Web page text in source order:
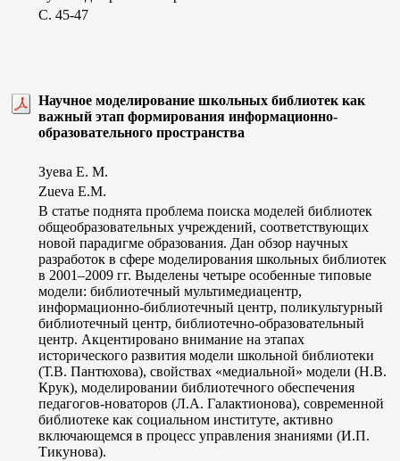
C. 45-47
Научное моделирование школьных библиотек как
важный этап формирования информационно-
образовательного пространства
Зуева Е. М.
Zueva E.M.
В статье поднята проблема поиска моделей библиотек
общеобразовательных учреждений, соответствующих
новой парадигме образования. Дан обзор научных
разработок в сфере моделирования школьных библиотек
в 2001–2009 гг. Выделены четыре особенные типовые
модели: библиотечный мультимедиацентр,
информационно-библиотечный центр, поликультурный
библиотечный центр, библиотечно-образовательный
центр. Акцентировано внимание на этапах
исторического развития модели школьной библиотеки
(Т.В. Пантюхова), свойствах «медиальной» модели (Н.В.
Крук), моделировании библиотечного обеспечения
педагогов-новаторов (Л.А. Галактионова), современной
библиотеке как социальном институте, активно
включающемся в процесс управления знаниями (И.П.
Тикунова).